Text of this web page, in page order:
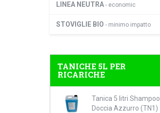
LINEA NEUTRA - economic
STOVIGLIE BIO - minimo impatto
TANICHE 5L PER
RICARICHE
Tanica 5 litri Shampoo
Doccia Azzurro (TN1)